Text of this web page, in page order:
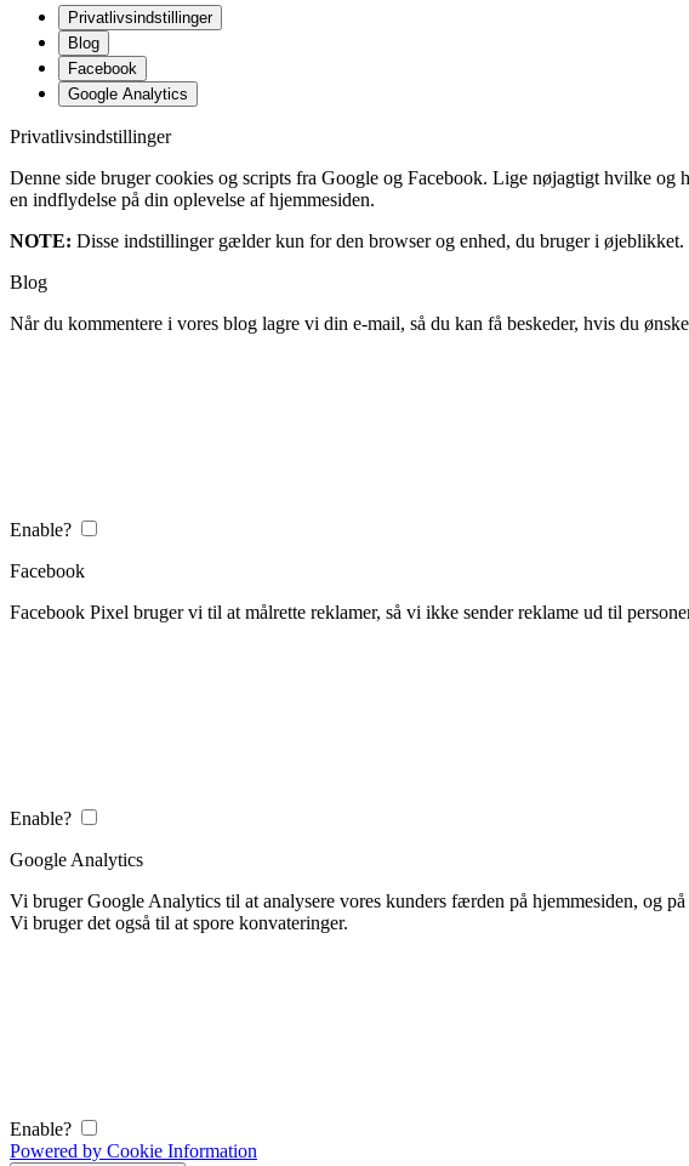
Privatlivsindstillinger
Blog
Facebook
Google Analytics
Privatlivsindstillinger
Denne side bruger cookies og scripts fra Google og Facebook. Lige nøjagtigt hvilke
en indflydelse på din oplevelse af hjemmesiden.
NOTE: Disse indstillinger gælder kun for den browser og enhed, du bruger i øjeblikket.
Blog
Når du kommentere i vores blog lagre vi din e-mail, så du kan få beskeder, hvis du
Enable?
Facebook
Facebook Pixel bruger vi til at målrette reklamer, så vi ikke sender reklame ud til
Enable?
Google Analytics
Vi bruger Google Analytics til at analysere vores kunders færden på hjemmesiden, og
Vi bruger det også til at spore konvateringer.
Enable?
Powered by Cookie Information